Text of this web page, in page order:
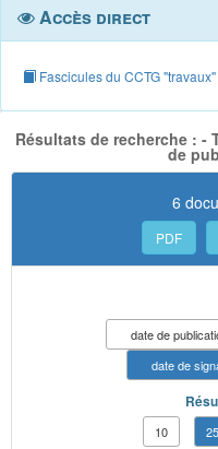
Accès direct
Fascicules du CCTG
Résultats de recherche : -
de
6
PDF
date de
date de
10 25